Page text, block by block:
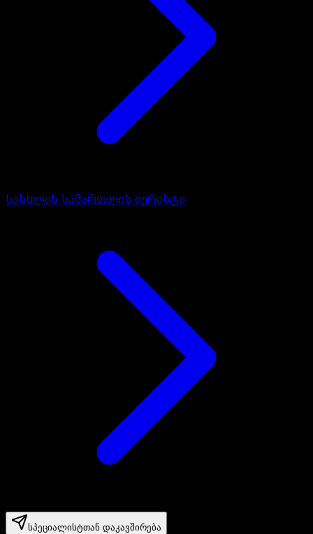
სისხლის სამართლის იურისტი
სპეციალისტთან დაკავშირება